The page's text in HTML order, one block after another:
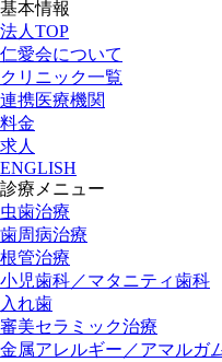
基本情報
法人TOP
仁愛会について
クリニック一覧
連携医療機関
料金
求人
ENGLISH
診療メニュー
虫歯治療
歯周病治療
根管治療
小児歯科／マタニティ歯科
入れ歯
審美セラミック治療
金属アレルギー／アマルガ